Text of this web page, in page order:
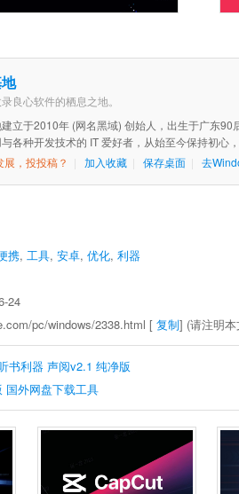
良心软件的栖息之地。
立于2010年 (网名黑域) 创始人，出生于广东90
各种开发技术的 IT 爱好者，从始至今保持初心
展，投投稿？
加入收藏 保存桌面 去
携, 工具, 安卓, 优化, 利器
24
pc/windows/2338.html [ 复制] (请注明
书利器 声阅v2.1 纯净版
国外网盘下载工具